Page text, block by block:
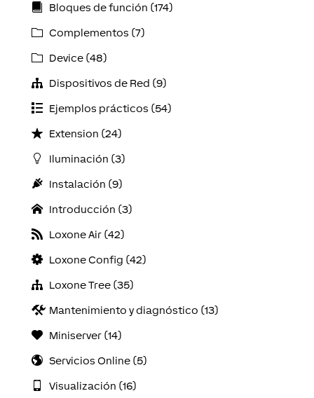
Bloques de función (174)
Complementos (7)
Device (48)
Dispositivos de Red (9)
Ejemplos prácticos (54)
Extension (24)
Iluminación (3)
Instalación (9)
Introducción (3)
Loxone Air (42)
Loxone Config (42)
Loxone Tree (35)
Mantenimiento y diagnóstico (13)
Miniserver (14)
Servicios Online (5)
Visualización (16)